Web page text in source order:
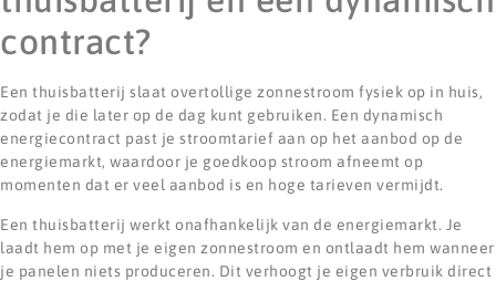
contract?
Een thuisbatterij slaat overtollige zonnestroom fysiek op in huis,
zodat je die later op de dag kunt gebruiken. Een dynamisch
energiecontract past je stroomtarief aan op het aanbod op de
energiemarkt, waardoor je goedkoop stroom afneemt op
momenten dat er veel aanbod is en hoge tarieven vermijdt.
Een thuisbatterij werkt onafhankelijk van de energiemarkt. Je
laadt hem op met je eigen zonnestroom en ontlaadt hem wanneer
je panelen niets produceren. Dit verhoogt je eigen verbruik direct